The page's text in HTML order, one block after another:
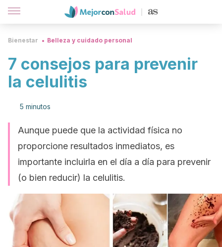
Bienestar Belleza y cuidado personal
7 consejos para prevenir
la celulitis
5 minutos
Aunque puede que la actividad física no
proporcione resultados inmediatos, es
importante incluirla en el día a día para prevenir
(o bien reducir) la celulitis.